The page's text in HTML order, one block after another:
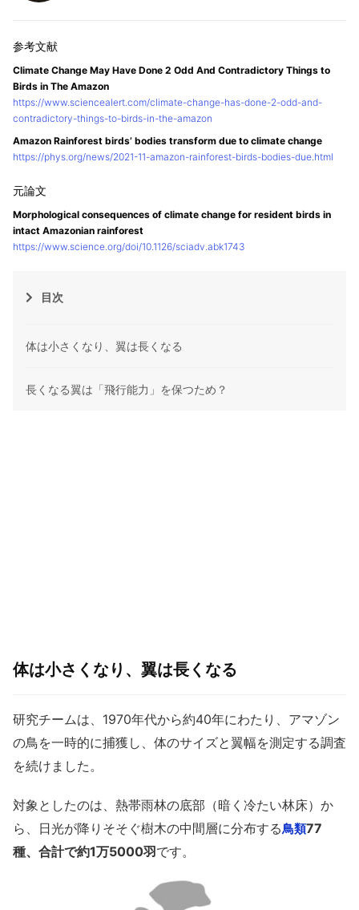
Climate Change May Have Done 2 Odd And Contradictory Things to
Birds in The Amazon
https://www.sciencealert.com/climate-change-has-done-2-odd-and-
contradictory-things-to-birds-in-the-amazon
Amazon Rainforest birds’ bodies transform due to climate change
https://phys.org/news/2021-11-amazon-rainforest-birds-bodies-due.html
Morphological consequences of climate change for resident birds in
intact Amazonian rainforest
https://www.science.org/doi/10.1126/sciadv.abk1743
目次
体は小さくなり、翼は長くなる
長くなる翼は「飛行能力」を保つため？
体は小さくなり、翼は長くなる
研究チームは、1970年代から約40年にわたり、アマゾン
の鳥を一時的に捕獲し、体のサイズと翼幅を測定する調査
を続けました。
対象としたのは、熱帯雨林の底部（暗く冷たい林床）か
ら、日光が降りそそぐ樹木の中間層に分布する鳥類77
種、合計で約1万5000羽です。